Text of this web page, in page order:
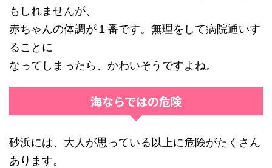
もしれませんが、
赤ちゃんの体調が１番です。無理をして病院通いす
ることに
なってしまったら、かわいそうですよね。
海ならではの危険
砂浜には、大人が思っている以上に危険がたくさん
あります。